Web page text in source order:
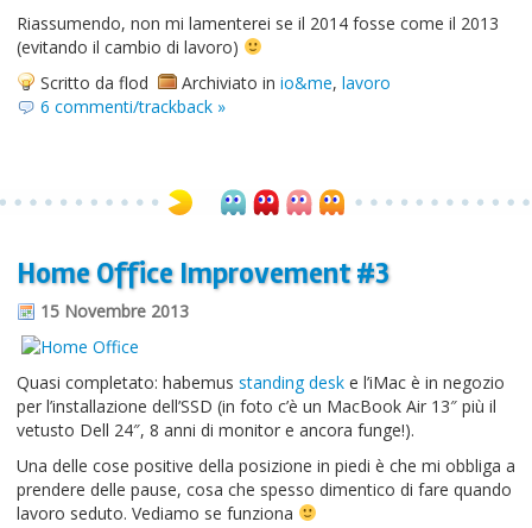
Riassumendo, non mi lamenterei se il 2014 fosse come il 2013
(evitando il cambio di lavoro)
Scritto da flod
Archiviato in io&me, lavoro
6 commenti/trackback »
Home Office Improvement #3
15 Novembre 2013
Quasi completato: habemus standing desk e l’iMac è in negozio
per l’installazione dell’SSD (in foto c’è un MacBook Air 13″ più il
vetusto Dell 24″, 8 anni di monitor e ancora funge!).
Una delle cose positive della posizione in piedi è che mi obbliga a
prendere delle pause, cosa che spesso dimentico di fare quando
lavoro seduto. Vediamo se funziona